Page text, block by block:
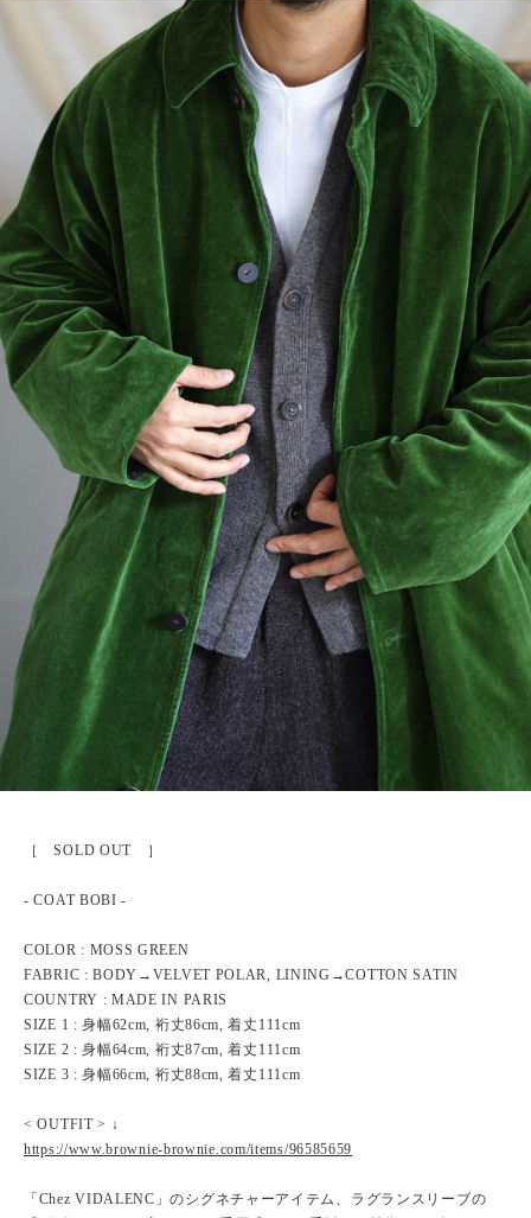
［ SOLD OUT ］
- COAT BOBI -
COLOR : MOSS GREEN
FABRIC : BODY→VELVET POLAR, LINING→COTTON SATIN
COUNTRY : MADE IN PARIS
SIZE 1 : 身幅62cm, 裄丈86cm, 着丈111cm
SIZE 2 : 身幅64cm, 裄丈87cm, 着丈111cm
SIZE 3 : 身幅66cm, 裄丈88cm, 着丈111cm
< OUTFIT > ↓
https://www.brownie-brownie.com/items/96585659
「Chez VIDALENC」のシグネチャーアイテム、ラグランスリーブの